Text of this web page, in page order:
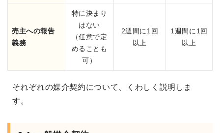
売主への報告
義務
特に決まり
はない
（任意で定
めることも
可）
2週間に1回
以上
1週間に1回
以上
それぞれの媒介契約について、くわしく説明しま
す。